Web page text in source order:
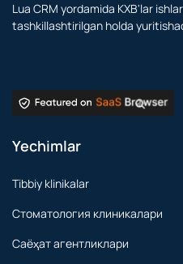
Lua CRM yordamida KXB'lar
tashkillashtirilgan holda
Yechimlar
Tibbiy klinikalar
Стоматология клиникалари
Саёҳат агентликлари